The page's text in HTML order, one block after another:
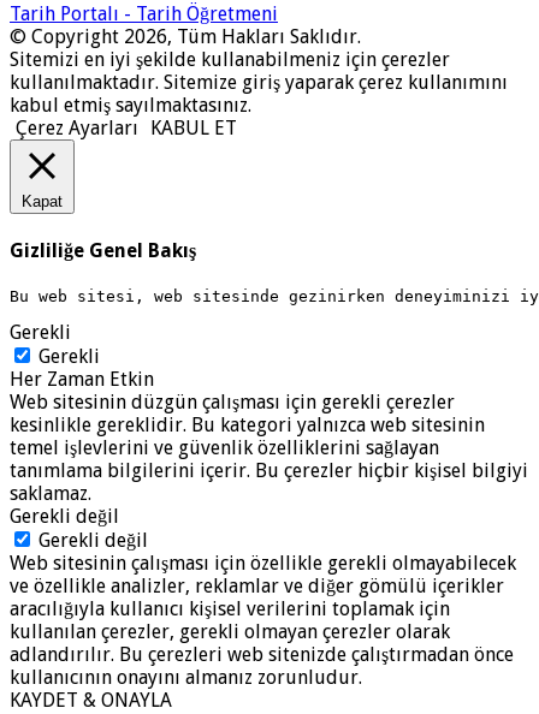
Tarih Portalı - Tarih Öğretmeni
© Copyright 2026, Tüm Hakları Saklıdır.
Sitemizi en iyi şekilde kullanabilmeniz için çerezler
kullanılmaktadır. Sitemize giriş yaparak çerez kullanımını
kabul etmiş sayılmaktasınız.
Çerez Ayarları
KABUL ET
Kapat
Gizliliğe Genel Bakış
Bu web sitesi, web sitesinde gezinirken deneyiminizi
Gerekli
Gerekli
Her Zaman Etkin
Web sitesinin düzgün çalışması için gerekli çerezler
kesinlikle gereklidir. Bu kategori yalnızca web sitesinin
temel işlevlerini ve güvenlik özelliklerini sağlayan
tanımlama bilgilerini içerir. Bu çerezler hiçbir kişisel bilgiyi
saklamaz.
Gerekli değil
Gerekli değil
Web sitesinin çalışması için özellikle gerekli olmayabilecek
ve özellikle analizler, reklamlar ve diğer gömülü içerikler
aracılığıyla kullanıcı kişisel verilerini toplamak için
kullanılan çerezler, gerekli olmayan çerezler olarak
adlandırılır. Bu çerezleri web sitenizde çalıştırmadan önce
kullanıcının onayını almanız zorunludur.
KAYDET & ONAYLA